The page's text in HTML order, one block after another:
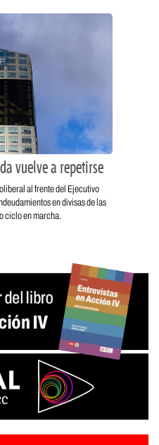
vuelve a repetirse
al frente del Ejecutivo
en divisas de las
ciclo en marcha.